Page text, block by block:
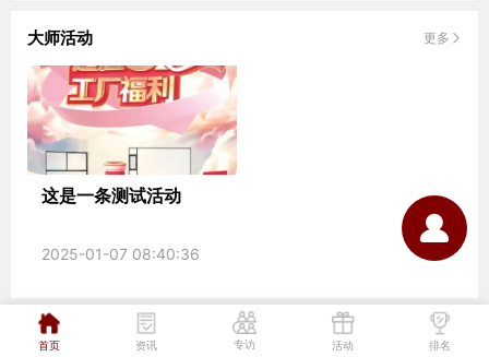
大师活动 更多
这是一条测试活动
2025-01-07 08:40:36
全球初次出现 云南发现野生猕
首页 资讯 专访 活动 排名